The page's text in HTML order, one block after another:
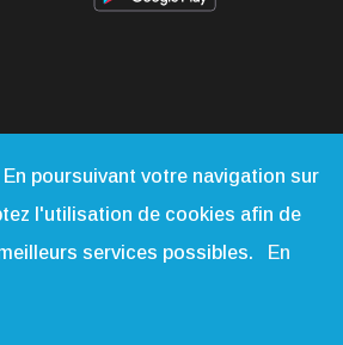
Chiconi FM. Tous Droits Réservés |
|Mentions légales|Webmail|
Web-Mayotte
En poursuivant votre navigation sur
l'utilisation de cookies afin de
services possibles.
En